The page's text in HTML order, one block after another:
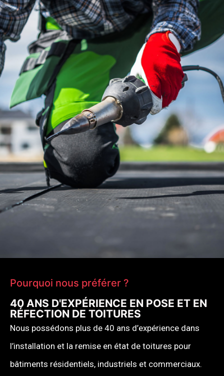
Pourquoi nous préférer ?
40 ANS D'EXPÉRIENCE EN POSE ET EN
RÉFECTION DE TOITURES
Nous possédons plus de 40 ans d’expérience dans
l’installation et la remise en état de toitures pour
bâtiments résidentiels, industriels et commerciaux.